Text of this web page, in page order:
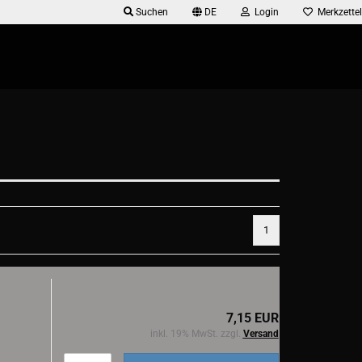
Suchen DE Login Merkzettel
1
7,15 EUR
inkl. 19% MwSt. zzgl. Versand